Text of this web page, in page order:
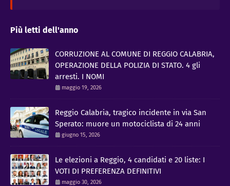
Più letti dell'anno
CORRUZIONE AL COMUNE DI REGGIO CALABRIA,
OPERAZIONE DELLA POLIZIA DI STATO. 4 gli
arresti. I NOMI
maggio 19, 2026
Reggio Calabria, tragico incidente in via San
Sperato: muore un motociclista di 24 anni
giugno 15, 2026
Le elezioni a Reggio, 4 candidati e 20 liste: I
VOTI DI PREFERENZA DEFINITIVI
maggio 30, 2026